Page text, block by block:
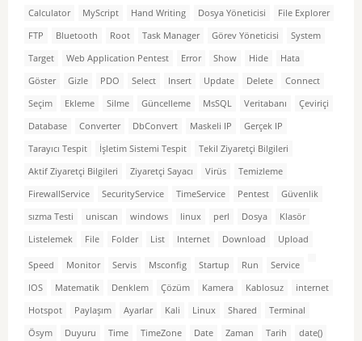
Calculator
MyScript Hand Writing Dosya Yöneticisi
File Explorer
FTP
Bluetooth Root Task Manager Görev Yöneticisi
System
Target
Web Application Pentest Error Show Hide
Hata
Göster
Gizle PDO Select Insert Update Delete
Connect
Seçim
Ekleme Silme Güncelleme MsSQL Veritabanı
Çeviriçi
Database
Converter DbConvert Maskeli IP
Gerçek IP
Tarayıcı Tespit
İşletim Sistemi Tespit
Tekil Ziyaretçi Bilgileri
Aktif Ziyaretçi Bilgileri
Ziyaretçi Sayacı Virüs
Temizleme
FirewallService
SecurityService TimeService Pentest
Güvenlik
sızma Testi
uniscan windows linux perl Dosya
Klasör
Listelemek
File Folder List Internet Download Upload
Speed Monitor Servis Msconfig Startup Run
Service
IOS
Matematik Denklem Çözüm Kamera Kablosuz
internet
Hotspot
Paylaşım Ayarlar Kali Linux Shared
Terminal
Ösym
Duyuru Time TimeZone Date Zaman Tarih
date()